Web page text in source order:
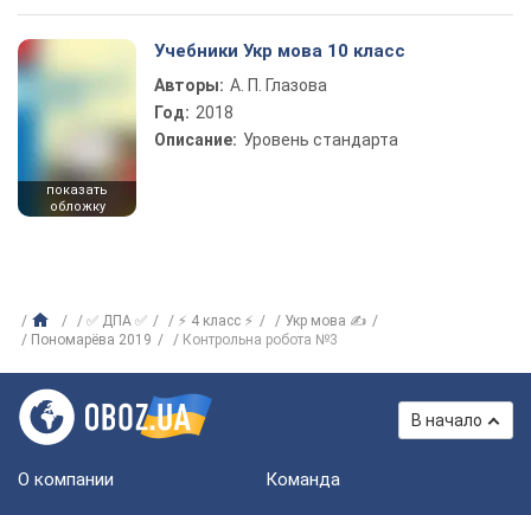
показать
обложку
Учебники Укр мова 10 класс
Авторы: А. П. Глазова
Год: 2018
Описание: Уровень стандарта
✅ ДПА ✅ ⚡ 4 класс ⚡
Укр мова ✍
Пономарёва 2019
Контрольна робота №3
В начало
О компании Команда